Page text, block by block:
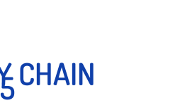
CHAIN